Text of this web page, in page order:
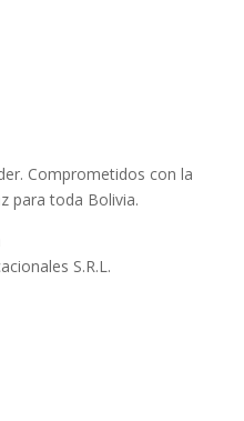
Comprometidos con la
para toda Bolivia.
S.R.L.